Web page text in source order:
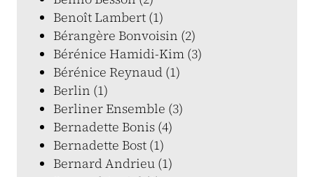
Benoît Lambert (1)
Bérangère Bonvoisin (2)
Bérénice Hamidi-Kim (3)
Bérénice Reynaud (1)
Berlin (1)
Berliner Ensemble (3)
Bernadette Bonis (4)
Bernadette Bost (1)
Bernard Andrieu (1)